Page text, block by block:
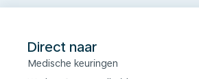
Direct naar
Medische keuringen